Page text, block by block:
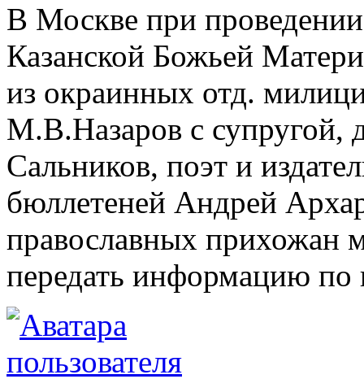
В Москве при
Казанской Божьей
из окраинных отд.
М.В.Назаров с супругой,
Сальников, поэт и
бюллетеней Андрей
православных прихожан
передать информацию по